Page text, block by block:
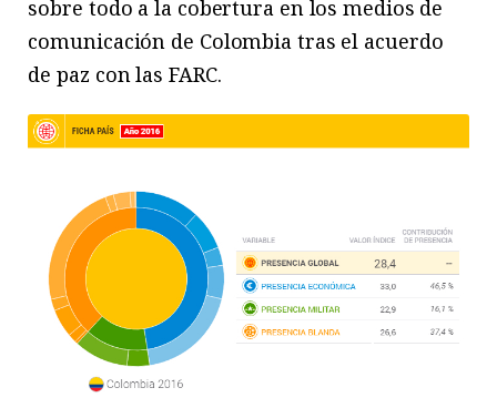
sobre todo a la cobertura en los medios de
comunicación de Colombia tras el acuerdo
de paz con las FARC.